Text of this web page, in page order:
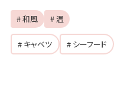
# 和風 # 温
# キャベツ
# シーフード